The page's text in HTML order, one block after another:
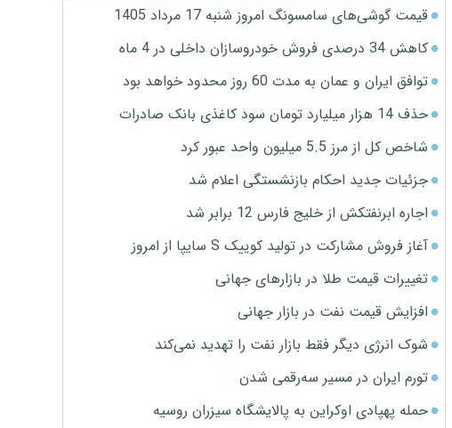
قیمت گوشی‌های سامسونگ امروز شنبه 17 مرداد 1405
کاهش 34 درصدی فروش خودروسازان داخلی در 4 ماه
توافق ایران و عمان به مدت 60 روز محدود خواهد بود
حذف 14 هزار میلیارد تومان سود کاغذی بانک صادرات
شاخص کل از مرز 5.5 میلیون واحد عبور کرد
جزئیات جدید احکام بازنشستگی اعلام شد
اجاره ابرنفتکش از خلیج فارس 12 برابر شد
آغاز فروش مشارکت در تولید کوییک S سایپا از امروز
تغییرات قیمت طلا در بازارهای جهانی
افزایش قیمت نفت در بازار جهانی
شوک انرژی دیگر فقط بازار نفت را تهدید نمی‌کند
تورم ایران در مسیر سه‌رقمی شدن
حمله پهپادی اوکراین به پالایشگاه سیزران روسیه